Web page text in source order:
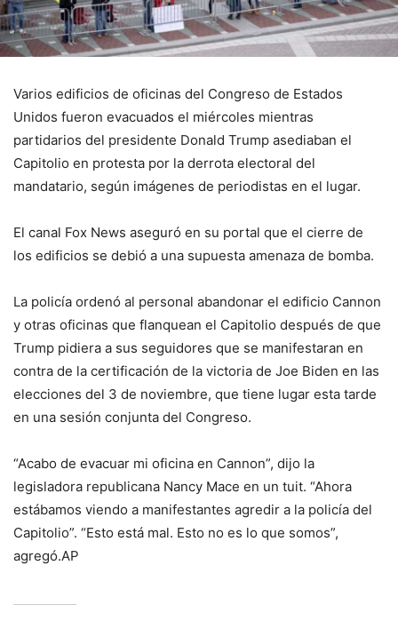
Varios edificios de oficinas del Congreso de Estados
Unidos fueron evacuados el miércoles mientras
partidarios del presidente Donald Trump asediaban el
Capitolio en protesta por la derrota electoral del
mandatario, según imágenes de periodistas en el lugar.
El canal Fox News aseguró en su portal que el cierre de
los edificios se debió a una supuesta amenaza de bomba.
La policía ordenó al personal abandonar el edificio Cannon
y otras oficinas que flanquean el Capitolio después de que
Trump pidiera a sus seguidores que se manifestaran en
contra de la certificación de la victoria de Joe Biden en las
elecciones del 3 de noviembre, que tiene lugar esta tarde
en una sesión conjunta del Congreso.
“Acabo de evacuar mi oficina en Cannon”, dijo la
legisladora republicana Nancy Mace en un tuit. “Ahora
estábamos viendo a manifestantes agredir a la policía del
Capitolio”. “Esto está mal. Esto no es lo que somos”,
agregó.AP